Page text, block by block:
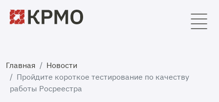
Главная
Новости
Пройдите короткое тестирование по качеству
работы Росреестра